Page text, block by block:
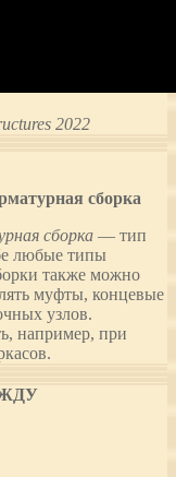
2022
сборка
сборка — тип
любые типы
также можно
муфты, концевые
узлов.
например, при